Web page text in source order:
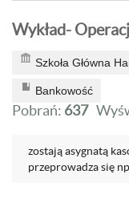
Wykład-
Szkoła Główna
Bankowość
Pobrań: 637
zostają asygnatą
przeprowadza się